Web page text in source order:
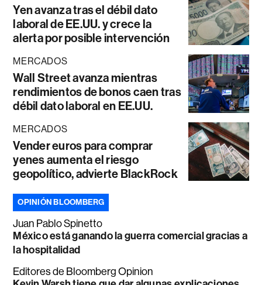
Yen avanza tras el débil dato
laboral de EE.UU. y crece la
alerta por posible intervención
MERCADOS
Wall Street avanza mientras
rendimientos de bonos caen tras
débil dato laboral en EE.UU.
MERCADOS
Vender euros para comprar
yenes aumenta el riesgo
geopolítico, advierte BlackRock
OPINIÓN BLOOMBERG
Juan Pablo Spinetto
México está ganando la guerra comercial gracias a
la hospitalidad
Editores de Bloomberg Opinion